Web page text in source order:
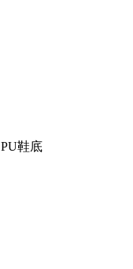
PU鞋底